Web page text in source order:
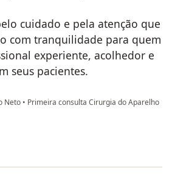
cuidado e pela atenção que
com tranquilidade para quem
experiente, acolhedor e
seus pacientes.
Neto • Primeira consulta Cirurgia do Aparelho
Stefany